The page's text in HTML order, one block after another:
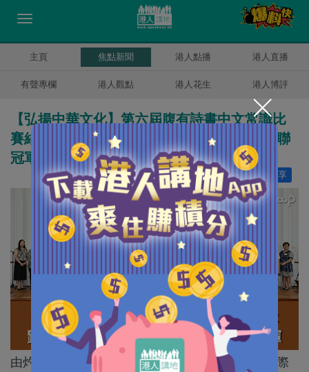
主頁 焦點新聞 港人點播 港人直播
有聲專欄 港人觀點 港人花生 港人博評
【弘揚中華文化】第六屆腹有詩書中文常識比
賽結果出爐 路德會聖馬太學校（秀茂坪）蟬聯
冠軍
分享
讚好 4
由灼見名家主辦的第六屆腹有詩書──全港小學校際